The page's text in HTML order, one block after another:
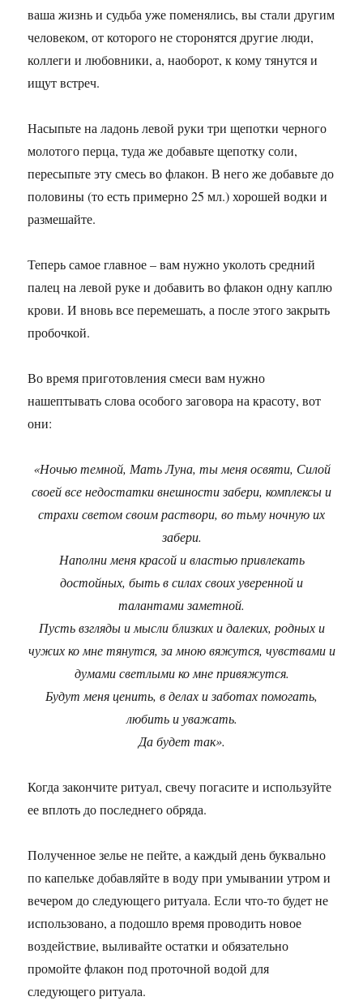
ваша жизнь и судьба уже поменялись, вы стали другим
человеком, от которого не сторонятся другие люди,
коллеги и любовники, а, наоборот, к кому тянутся и
ищут встреч.
Насыпьте на ладонь левой руки три щепотки черного
молотого перца, туда же добавьте щепотку соли,
пересыпьте эту смесь во флакон. В него же добавьте до
половины (то есть примерно 25 мл.) хорошей водки и
размешайте.
Теперь самое главное – вам нужно уколоть средний
палец на левой руке и добавить во флакон одну каплю
крови. И вновь все перемешать, а после этого закрыть
пробочкой.
Во время приготовления смеси вам нужно
нашептывать слова особого заговора на красоту, вот
они:
«Ночью темной, Мать Луна, ты меня освяти, Силой
своей все недостатки внешности забери, комплексы и
страхи светом своим раствори, во тьму ночную их
забери.
Наполни меня красой и властью привлекать
достойных, быть в силах своих уверенной и
талантами заметной.
Пусть взгляды и мысли близких и далеких, родных и
чужих ко мне тянутся, за мною вяжутся, чувствами и
думами светлыми ко мне привяжутся.
Будут меня ценить, в делах и заботах помогать,
любить и уважать.
Да будет так».
Когда закончите ритуал, свечу погасите и используйте
ее вплоть до последнего обряда.
Полученное зелье не пейте, а каждый день буквально
по капельке добавляйте в воду при умывании утром и
вечером до следующего ритуала. Если что-то будет не
использовано, а подошло время проводить новое
воздействие, выливайте остатки и обязательно
промойте флакон под проточной водой для
следующего ритуала.